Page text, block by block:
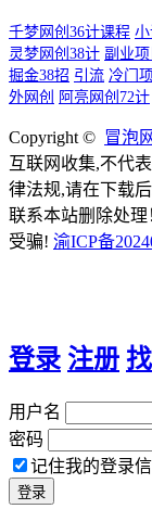
千梦网创36计课程
灵梦网创38计 副业项
掘金38招 引流 冷门
外网创
阿亮网创72计
Copyright © 冒泡
互联网收集,不代
律法规,请在下载
联系本站删除处
受骗! 渝ICP备
登录 注册
用户名
密码
记住我的登录